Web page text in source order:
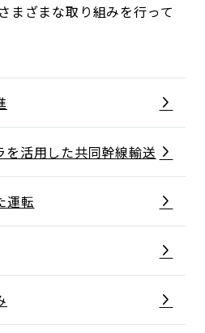
まざまな取り組みを行って
を活用した共同幹線輸送
運転